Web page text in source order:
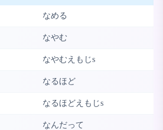
なめる
なやむ
なやむえもじs
なるほど
なるほどえもじs
なんだって